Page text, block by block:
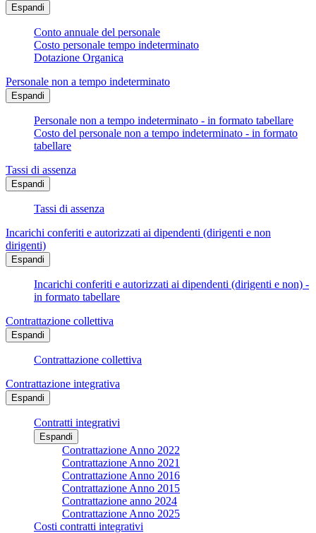
Espandi
Conto annuale del personale
Costo personale tempo indeterminato
Dotazione Organica
Personale non a tempo indeterminato
Espandi
Personale non a tempo indeterminato - in formato tabellare
Costo del personale non a tempo indeterminato - in formato
tabellare
Tassi di assenza
Espandi
Tassi di assenza
Incarichi conferiti e autorizzati ai dipendenti (dirigenti e non
dirigenti)
Espandi
Incarichi conferiti e autorizzati ai dipendenti (dirigenti e non) -
in formato tabellare
Contrattazione collettiva
Espandi
Contrattazione collettiva
Contrattazione integrativa
Espandi
Contratti integrativi
Espandi
Contrattazione Anno 2022
Contrattazione Anno 2021
Contrattazione Anno 2016
Contrattazione Anno 2015
Contrattazione anno 2024
Contrattazione Anno 2025
Costi contratti integrativi